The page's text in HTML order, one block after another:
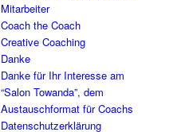
Mitarbeiter
Coach the Coach
Creative Coaching
Danke
Danke für Ihr Interesse am
“Salon Towanda”, dem
Austauschformat für Coachs
Datenschutzerklärung